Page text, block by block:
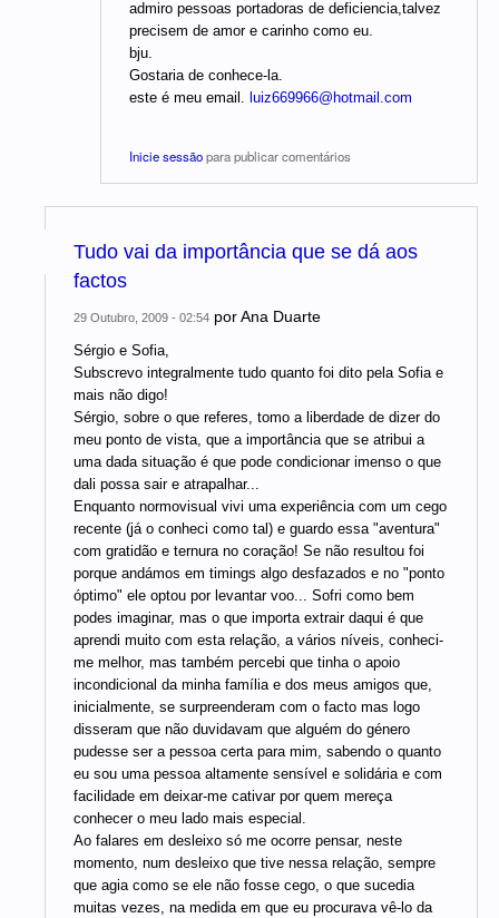
admiro pessoas portadoras de deficiencia,talvez
precisem de amor e carinho como eu.
bju.
Gostaria de conhece-la.
este é meu email. luiz669966@hotmail.com
Inicie sessãopara publicar comentários
Tudo vai da importância que se dá aos
factos
29 Outubro, 2009 - 02:54 porAna Duarte
Sérgio e Sofia,
Subscrevo integralmente tudo quanto foi dito pela Sofia e
mais não digo!
Sérgio, sobre o que referes, tomo a liberdade de dizer do
meu ponto de vista, que a importância que se atribui a
uma dada situação é que pode condicionar imenso o que
dali possa sair e atrapalhar...
Enquanto normovisual vivi uma experiência com um cego
recente (já o conheci como tal) e guardo essa "aventura"
com gratidão e ternura no coração! Se não resultou foi
porque andámos em timings algo desfazados e no "ponto
óptimo" ele optou por levantar voo... Sofri como bem
podes imaginar, mas o que importa extrair daqui é que
aprendi muito com esta relação, a vários níveis, conheci-
me melhor, mas também percebi que tinha o apoio
incondicional da minha família e dos meus amigos que,
inicialmente, se surpreenderam com o facto mas logo
disseram que não duvidavam que alguém do género
pudesse ser a pessoa certa para mim, sabendo o quanto
eu sou uma pessoa altamente sensível e solidária e com
facilidade em deixar-me cativar por quem mereça
conhecer o meu lado mais especial.
Ao falares em desleixo só me ocorre pensar, neste
momento, num desleixo que tive nessa relação, sempre
que agia como se ele não fosse cego, o que sucedia
muitas vezes, na medida em que eu procurava vê-lo da